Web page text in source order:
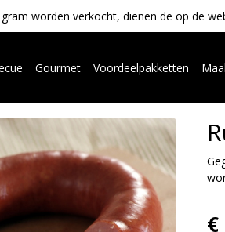
worden verkocht, dienen de op de
Gourmet Voordeelpakketten
€